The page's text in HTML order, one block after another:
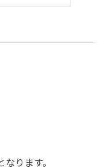
ります。